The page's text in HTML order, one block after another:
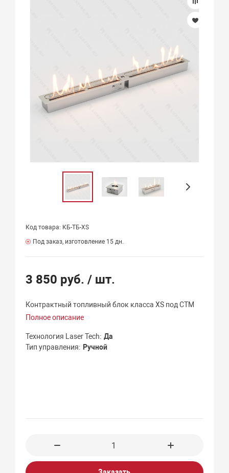
Код товара: КБ-ТБ-XS
Под заказ, изготовление 15 дн.
3 850 руб./ шт.
Контрактный топливный блок класса XS под СТМ
Полное описание
Технология Laser Tech Да
Тип управления
Ручной